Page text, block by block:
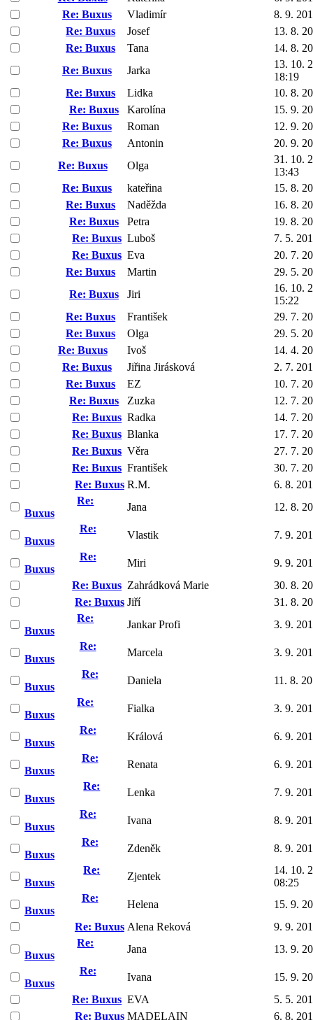
Re: Buxus
Vladimír
8. 9.
Re: Buxus
Josef
13. 8.
Re: Buxus
Tana
14. 8.
Re: Buxus
Jarka
13. 10.
18:19
Re: Buxus
Lidka
10. 8.
Re: Buxus
Karolína
15. 9.
Re: Buxus
Roman
12. 9.
Re: Buxus
Antonin
20. 9.
Re: Buxus
Olga
31. 10.
13:43
Re: Buxus
kateřina
15. 8.
Re: Buxus
Naděžda
16. 8.
Re: Buxus
Petra
19. 8.
Re: Buxus Luboš
7. 5.
Re: Buxus Eva
20. 7.
Re: Buxus
Martin
29. 5.
Re: Buxus
Jiri
16. 10.
15:22
Re: Buxus
František
29. 7.
Re: Buxus
Olga
29. 5.
Re: Buxus
Ivoš
14. 4.
Re: Buxus
Jiřina Jirásková
2. 7.
Re: Buxus
EZ
10. 7.
Re: Buxus
Zuzka
12. 7.
Re: Buxus Radka
14. 7.
Re: Buxus Blanka
17. 7.
Re: Buxus Věra
27. 7.
Re: Buxus František
30. 7.
Re: Buxus R.M.
6. 8.
Re:
Buxus
Jana
12. 8.
Re:
Buxus
Vlastik
7. 9.
Re:
Buxus
Miri
9. 9.
Re: Buxus Zahrádková Marie
30. 8.
Re: Buxus Jiří
31. 8.
Re:
Buxus
Jankar Profi
3. 9.
Re:
Buxus
Marcela
3. 9.
Re:
Buxus
Daniela
11. 8.
Re:
Buxus
Fialka
3. 9.
Re:
Buxus
Králová
6. 9.
Re:
Buxus
Renata
6. 9.
Re:
Buxus
Lenka
7. 9.
Re:
Buxus
Ivana
8. 9.
Re:
Buxus
Zdeněk
8. 9.
Re:
Buxus
Zjentek
14. 10.
08:25
Re:
Buxus
Helena
15. 9.
Re: Buxus Alena Reková
9. 9.
Re:
Buxus
Jana
13. 9.
Re:
Buxus
Ivana
15. 9.
Re: Buxus EVA
5. 5.
Re: Buxus MADELAIN 6. 8.